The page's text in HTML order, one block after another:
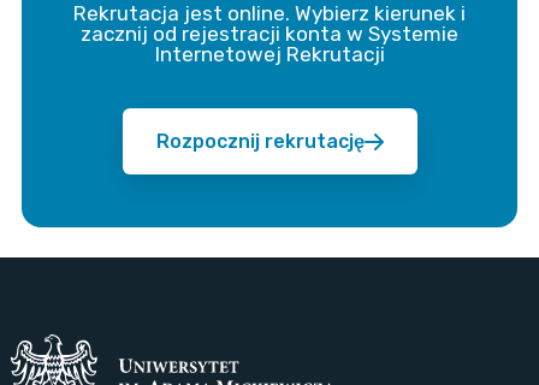
Rekrutacja jest online. Wybierz kierunek i
zacznij od rejestracji konta w Systemie
Internetowej Rekrutacji
Rozpocznij rekrutację